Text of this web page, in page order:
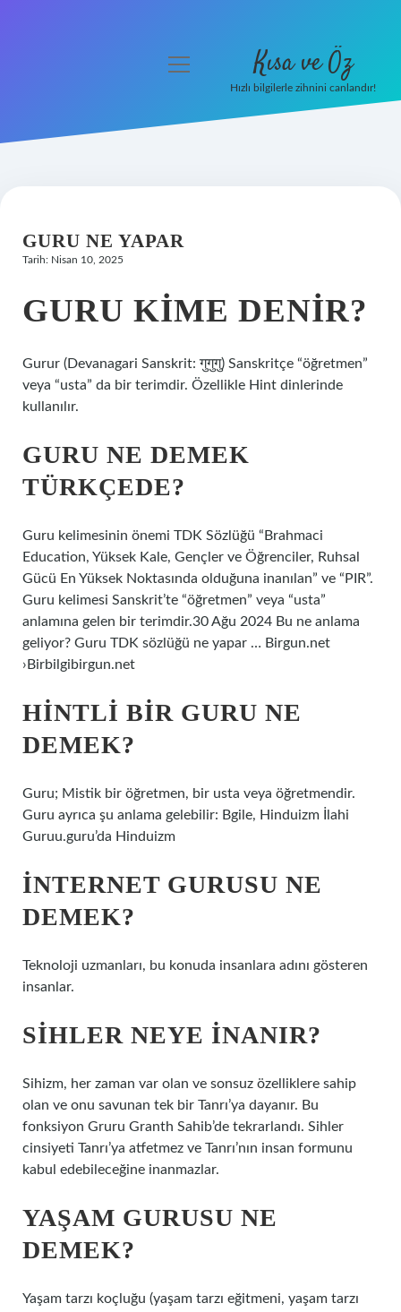
Hakkımızda
menüyü
Kısa ve Öz
Hızlı bilgilerle zihnini canlandır!
GURU NE YAPAR
Tarih: Nisan 10, 2025
GURU KIME DENIR?
Gurur (Devanagari Sanskrit: गुगुगु) Sanskritçe “öğretmen”
veya “usta” da bir terimdir. Özellikle Hint dinlerinde
kullanılır.
GURU NE DEMEK
TÜRKÇEDE?
Guru kelimesinin önemi TDK Sözlüğü “Brahmaci
Education, Yüksek Kale, Gençler ve Öğrenciler, Ruhsal
Gücü En Yüksek Noktasında olduğuna inanılan” ve “PIR”.
Guru kelimesi Sanskrit’te “öğretmen” veya “usta”
anlamına gelen bir terimdir.30 Ağu 2024 Bu ne anlama
geliyor? Guru TDK sözlüğü ne yapar … Birgun.net
›Birbilgibirgun.net
HINTLI BIR GURU NE
DEMEK?
Guru; Mistik bir öğretmen, bir usta veya öğretmendir.
Guru ayrıca şu anlama gelebilir: Bgile, Hinduizm İlahi
Guruu.guru’da Hinduizm
İNTERNET GURUSU NE
DEMEK?
Teknoloji uzmanları, bu konuda insanlara adını gösteren
insanlar.
SIHLER NEYE INANIR?
Sihizm, her zaman var olan ve sonsuz özelliklere sahip
olan ve onu savunan tek bir Tanrı’ya dayanır. Bu
fonksiyon Gruru Granth Sahib’de tekrarlandı. Sihler
cinsiyeti Tanrı’ya atfetmez ve Tanrı’nın insan formunu
kabul edebileceğine inanmazlar.
YAŞAM GURUSU NE
DEMEK?
Yaşam tarzı koçluğu (yaşam tarzı eğitmeni, yaşam tarzı